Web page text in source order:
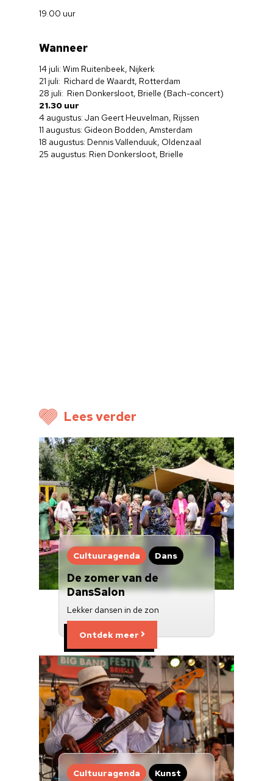
19.00 uur
Wanneer
14 juli: Wim Ruitenbeek, Nijkerk
21 juli: Richard de Waardt, Rotterdam
28 juli: Rien Donkersloot, Brielle (Bach-concert)
21.30 uur
4 augustus: Jan Geert Heuvelman, Rijssen
11 augustus: Gideon Bodden, Amsterdam
18 augustus: Dennis Vallenduuk, Oldenzaal
25 augustus: Rien Donkersloot, Brielle
Lees verder
Cultuuragenda Dans
De zomer van de
DansSalon
Lekker dansen in de zon
Ontdek meer
Cultuuragenda Kunst
Over ons
Nieuwsbrief
Doneren